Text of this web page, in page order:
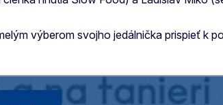
výberom svojho jedálnička prispieť k